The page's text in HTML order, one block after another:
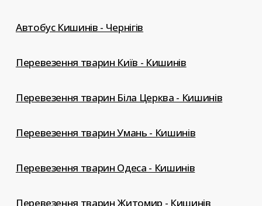
Автобус Кишинів - Чернігів
Перевезення тварин Київ - Кишинів
Перевезення тварин Біла Церква - Кишинів
Перевезення тварин Умань - Кишинів
Перевезення тварин Одеса - Кишинів
Перевезення тварин Житомир - Кишинів